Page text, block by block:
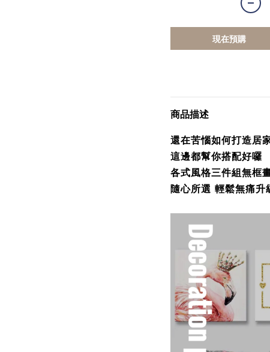
現在預購
商品描述
還在苦惱如何打造居
這邊都幫你搭配好囉
各式風格三件組無框
隨心所選 輕鬆無痛升